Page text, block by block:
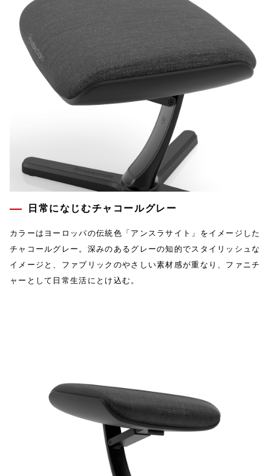
日常になじむチャコールグレー
カラーはヨーロッパの伝統色「アンスラサイト」をイメージした
チャコールグレー。深みのあるグレーの知的でスタイリッシュな
イメージと、ファブリックのやさしい素材感が重なり、ファニチ
ャーとして日常生活にとけ込む。